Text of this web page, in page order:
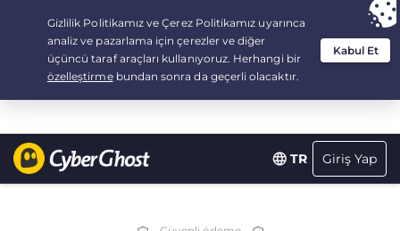
TR Giriş Yap
Your choice: The Best Dealfor 3.3333333333333-years at $
/month